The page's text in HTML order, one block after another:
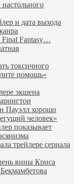
и дата выхода
Final Fantasy…
токсичного
помощь»
экшена
Пауэлл хорошо
человек»
показывает
трейлере сериала
вины Криса